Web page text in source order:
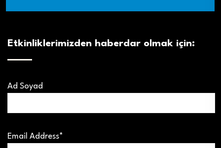
Etkinliklerimizden haberdar olmak için:
Ad Soyad
Email Address*